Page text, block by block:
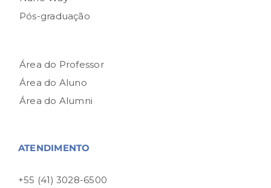
Pós-graduação
Área do Professor
Área do Aluno
Área do Alumni
ATENDIMENTO
+55 (41) 3028-6500